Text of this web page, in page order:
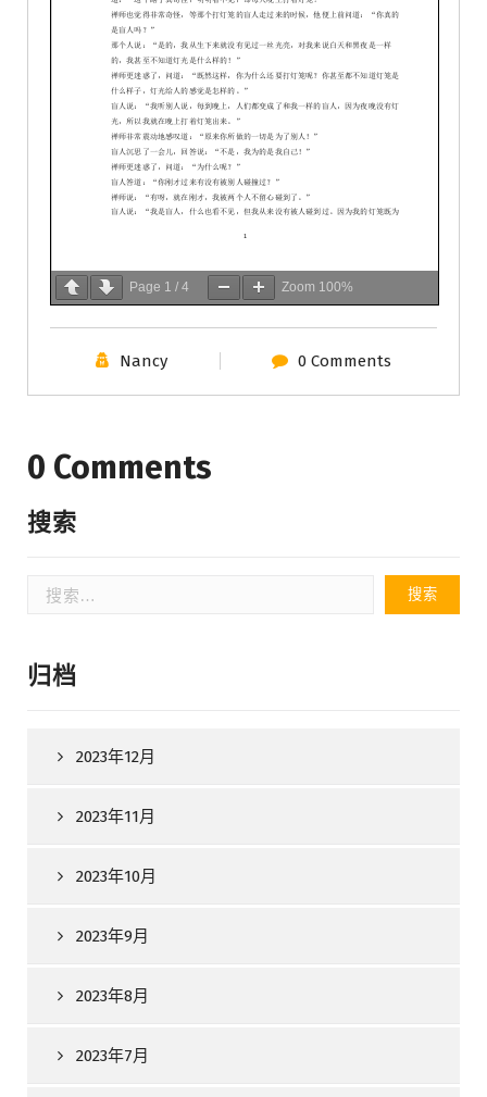
Page 1 / 4 Zoom 100%
Nancy 0 Comments
0 Comments
搜索
索：
归档
2023年12月
2023年11月
2023年10月
2023年9月
2023年8月
2023年7月